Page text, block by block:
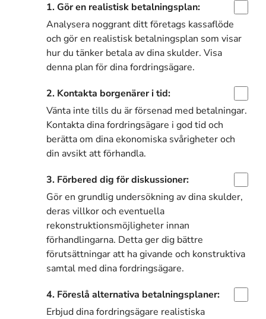
1. Gör en realistisk betalningsplan:
Analysera noggrant ditt företags kassaflöde
och gör en realistisk betalningsplan som visar
hur du tänker betala av dina skulder. Visa
denna plan för dina fordringsägare.
2. Kontakta borgenärer i tid:
Vänta inte tills du är försenad med betalningar.
Kontakta dina fordringsägare i god tid och
berätta om dina ekonomiska svårigheter och
din avsikt att förhandla.
3. Förbered dig för diskussioner:
Gör en grundlig undersökning av dina skulder,
deras villkor och eventuella
rekonstruktionsmöjligheter innan
förhandlingarna. Detta ger dig bättre
förutsättningar att ha givande och konstruktiva
samtal med dina fordringsägare.
4. Föreslå alternativa betalningsplaner:
Erbjud dina fordringsägare realistiska